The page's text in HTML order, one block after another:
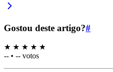
Gostou deste artigo?#
★ ★ ★ ★ ★
-- • -- votos